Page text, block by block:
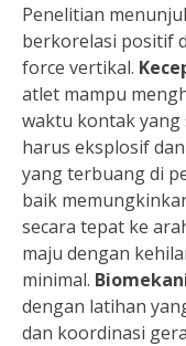
Penelitian
berkorelasi positif
force vertikal.
atlet mampu
waktu kontak
harus eksplosif
yang terbuang di
baik
secara tepat ke
maju dengan
minimal.
dengan latihan
dan koordinasi